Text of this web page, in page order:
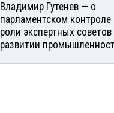
Владимир Гутенев — о
парламентском контроле
роли экспертных советов
развитии